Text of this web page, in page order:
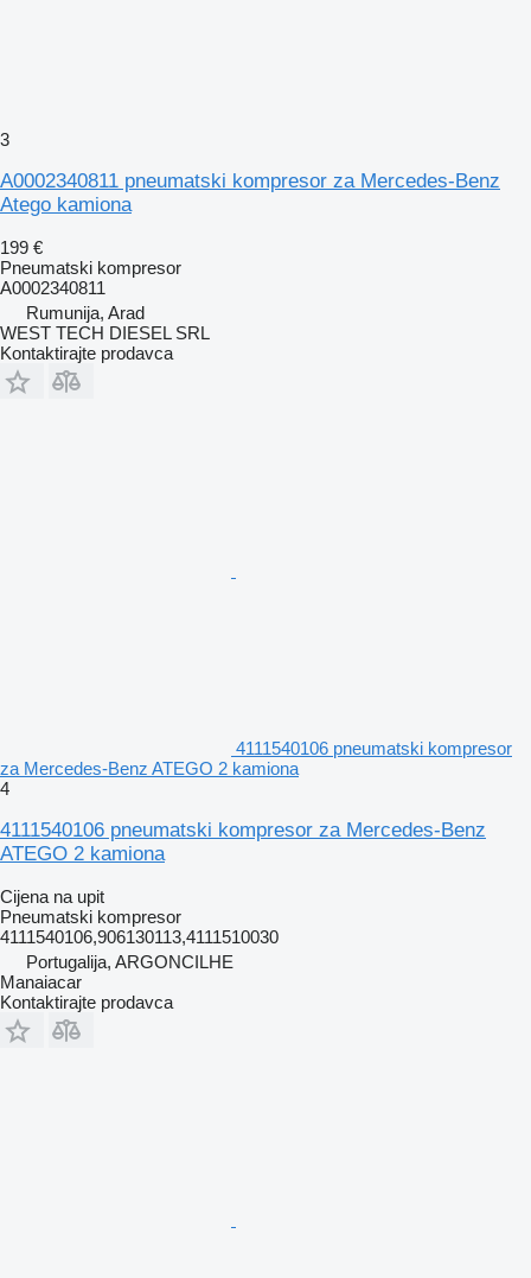
3
A0002340811 pneumatski kompresor za Mercedes-Benz
Atego kamiona
199 €
Pneumatski kompresor
A0002340811
Rumunija, Arad
WEST TECH DIESEL SRL
Kontaktirajte prodavca
4111540106 pneumatski kompresor
za Mercedes-Benz ATEGO 2 kamiona
4
4111540106 pneumatski kompresor za Mercedes-Benz
ATEGO 2 kamiona
Cijena na upit
Pneumatski kompresor
4111540106,906130113,4111510030
Portugalija, ARGONCILHE
Manaiacar
Kontaktirajte prodavca